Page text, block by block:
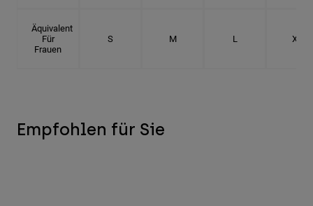
Äquivalent
Für
Frauen
S M L XL
Empfohlen für Sie